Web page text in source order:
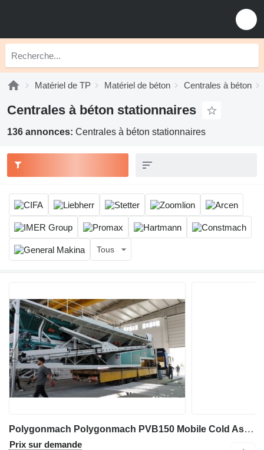
Matériel de TP Matériel de béton Centrales à béton
Centrales à béton stationnaires
136 annonces: Centrales à béton stationnaires
Tous
Polygonmach Polygonmach PVB150 Mobile Cold Asphalt & Emulsion Mixing
Prix sur demande